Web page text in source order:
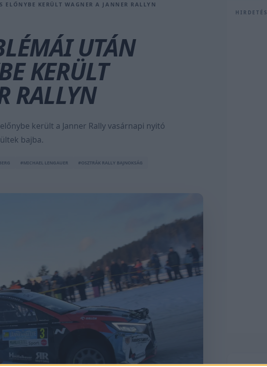
KERÜLT WAGNER A JANNER RALLYN
UTÁN
KERÜLT
RALLYN
került a Janner Rally vasárnapi nyitó
bajba.
#MICHAEL LENGAUER
#OSZTRÁK RALLY BAJNOKSÁG
HIRDETÉS